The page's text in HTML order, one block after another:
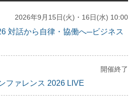
2026年9月15日(火)・16日(水) 10:00
対話から自律・協働へ─ビジネス
開催終了
ファレンス 2026 LIVE